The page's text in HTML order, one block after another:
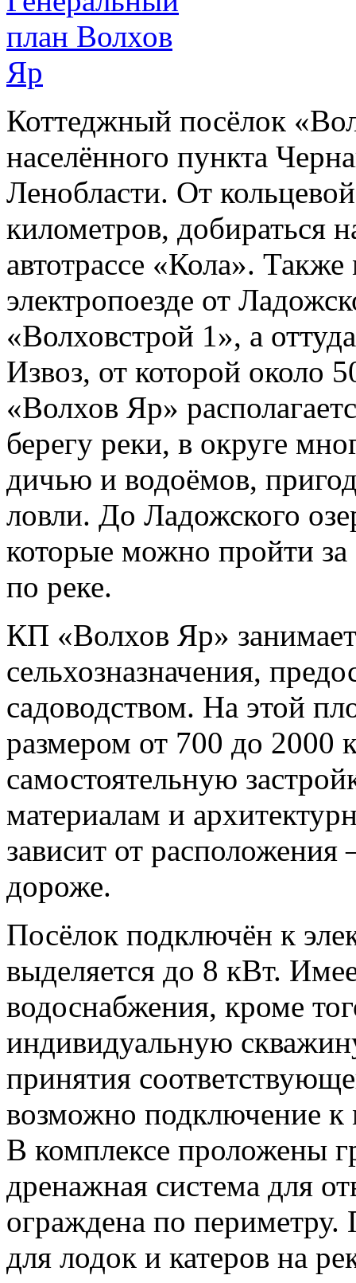
Коттеджный посёлок
населённого пункта
Ленобласти. От
километров, добираться
автотрассе «Кола».
электропоезде от
«Волховстрой 1», а
Извоз, от которой около
«Волхов Яр»
берегу реки, в округе
дичью и водоёмов,
ловли. До Ладожского
которые можно пройти
по реке.
КП «Волхов Яр»
сельхозназначения,
садоводством. На этой
размером от 700 до 2000
самостоятельную
материалам и
зависит от расположения
дороже.
Посёлок подключён к
выделяется до 8 кВт.
водоснабжения, кроме
индивидуальную
принятия
возможно подключение к
В комплексе проложены
дренажная система для
ограждена по периметру.
для лодок и катеров на